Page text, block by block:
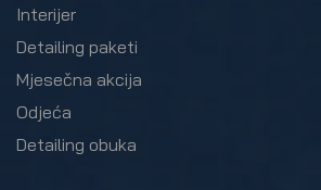
Interijer
Detailing paketi
Mjesečna akcija
Odjeća
Detailing obuka